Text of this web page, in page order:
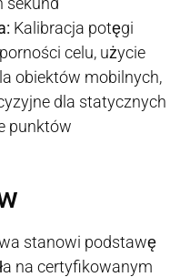
Kalibracja potęgi
celu, użycie
obiektów mobilnych,
dla statycznych
punktów
stanowi podstawę
na certyfikowanym